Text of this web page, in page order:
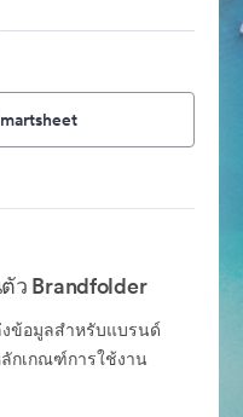
ว Brandfolder
งข้อมูลสำหรับแบรนด์
กเกณฑ์การใช้งาน